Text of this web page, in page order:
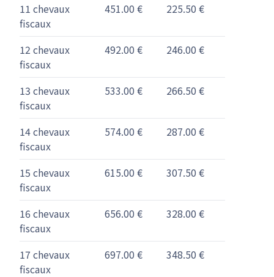
11 chevaux
fiscaux
451.00 € 225.50 €
12 chevaux
fiscaux
492.00 € 246.00 €
13 chevaux
fiscaux
533.00 € 266.50 €
14 chevaux
fiscaux
574.00 € 287.00 €
15 chevaux
fiscaux
615.00 € 307.50 €
16 chevaux
fiscaux
656.00 € 328.00 €
17 chevaux
fiscaux
697.00 € 348.50 €